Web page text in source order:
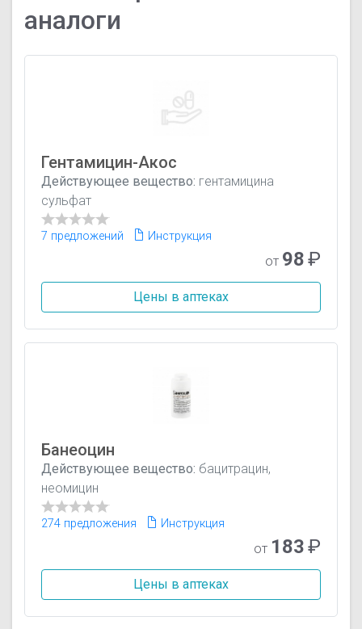
аналоги
Гентамицин-Акос
Действующее вещество: гентамицина
сульфат
7 предложений Инструкция
от 98₽
Цены в аптеках
Банеоцин
Действующее вещество: бацитрацин,
неомицин
274 предложения Инструкция
от 183₽
Цены в аптеках